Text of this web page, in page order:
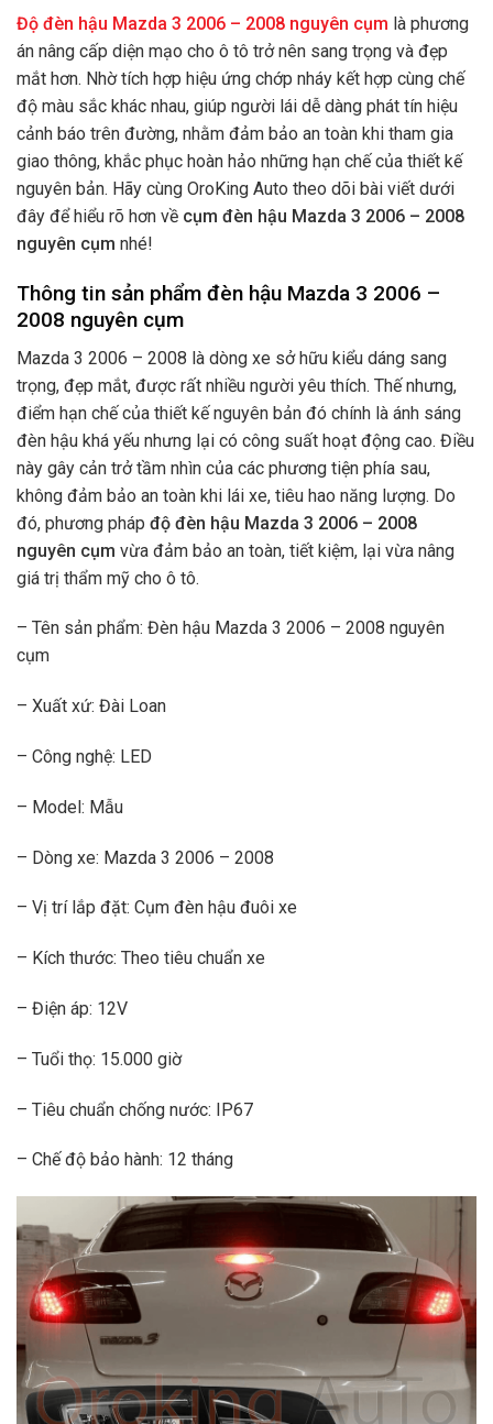
Độ đèn hậu Mazda 3 2006 – 2008 nguyên cụm là phương
án nâng cấp diện mạo cho ô tô trở nên sang trọng và đẹp
mắt hơn. Nhờ tích hợp hiệu ứng chớp nháy kết hợp cùng chế
độ màu sắc khác nhau, giúp người lái dễ dàng phát tín hiệu
cảnh báo trên đường, nhằm đảm bảo an toàn khi tham gia
giao thông, khắc phục hoàn hảo những hạn chế của thiết kế
nguyên bản. Hãy cùng OroKing Auto theo dõi bài viết dưới
đây để hiểu rõ hơn về cụm đèn hậu Mazda 3 2006 – 2008
nguyên cụm nhé!
Thông tin sản phẩm đèn hậu Mazda 3 2006 –
2008 nguyên cụm
Mazda 3 2006 – 2008 là dòng xe sở hữu kiểu dáng sang
trọng, đẹp mắt, được rất nhiều người yêu thích. Thế nhưng,
điểm hạn chế của thiết kế nguyên bản đó chính là ánh sáng
đèn hậu khá yếu nhưng lại có công suất hoạt động cao. Điều
này gây cản trở tầm nhìn của các phương tiện phía sau,
không đảm bảo an toàn khi lái xe, tiêu hao năng lượng. Do
đó, phương pháp độ đèn hậu Mazda 3 2006 – 2008
nguyên cụm vừa đảm bảo an toàn, tiết kiệm, lại vừa nâng
giá trị thẩm mỹ cho ô tô.
– Tên sản phẩm: Đèn hậu Mazda 3 2006 – 2008 nguyên
cụm
– Xuất xứ: Đài Loan
– Công nghệ: LED
– Model: Mẫu
– Dòng xe: Mazda 3 2006 – 2008
– Vị trí lắp đặt: Cụm đèn hậu đuôi xe
– Kích thước: Theo tiêu chuẩn xe
– Điện áp: 12V
– Tuổi thọ: 15.000 giờ
– Tiêu chuẩn chống nước: IP67
– Chế độ bảo hành: 12 tháng